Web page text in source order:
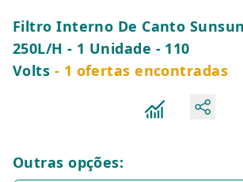
Filtro Interno De Canto
250L/H - 1 Unidade - 110
Volts - 1 ofertas encontradas
Outras opções: